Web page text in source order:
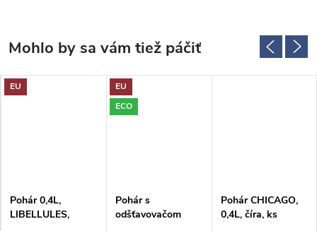
EU
Pohár 0,4L,
LIBELLULES,
EU
ECO
Pohár s
odšťavovačom
Pohár CHICAGO,
0,4L, číra, ks